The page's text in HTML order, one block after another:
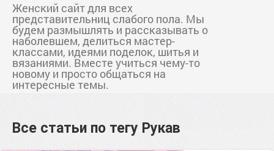
Женский сайт для всех
представительниц слабого пола. Мы
будем размышлять и рассказывать о
наболевшем, делиться мастер-
классами, идеями поделок, шитья и
вязаниями. Вместе учиться чему-то
новому и просто общаться на
интересные темы.
Все статьи по тегу Рукав